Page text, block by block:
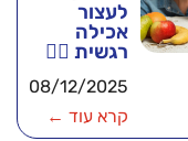
לעצור
אכילה
רגשית 🧘‍♂️
08/12/2025
קרא עוד ←